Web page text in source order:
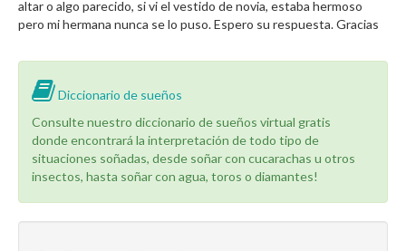
altar o algo parecido, si vi el vestido de novia, estaba hermoso
pero mi hermana nunca se lo puso. Espero su respuesta. Gracias
Diccionario de sueños
Consulte nuestro diccionario de sueños virtual gratis
donde encontrará la interpretación de todo tipo de
situaciones soñadas, desde soñar con cucarachas u otros
insectos, hasta soñar con agua, toros o diamantes!